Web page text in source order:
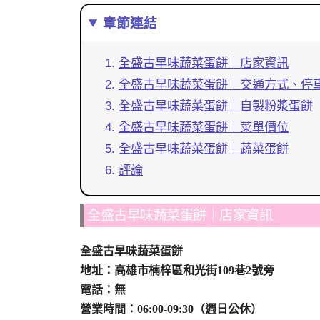
章節連結
全盛古早味蔬菜蛋餅｜店家資訊
全盛古早味蔬菜蛋餅｜交通方式、停
全盛古早味蔬菜蛋餅｜自製粉漿蛋餅
全盛古早味蔬菜蛋餅｜菜單價位
全盛古早味蔬菜蛋餅｜蔬菜蛋餅
評論
全盛古早味蔬菜蛋餅｜店家資訊
全盛古早味蔬菜蛋餅
地址：高雄市楠梓區和光街109巷2號旁
電話：無
營業時間：06:00-09:30（週日公休）